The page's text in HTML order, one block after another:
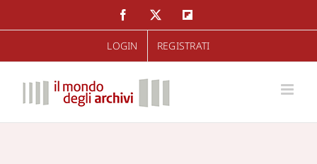
al
FacebookTwitter
LOGIN REGISTRATI